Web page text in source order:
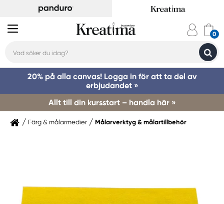
20% på alla canvas! Logga in för att ta del av
erbjudandet »
Allt till din kursstart – handla här »
Färg & målarmedier Målarverktyg & målartillbehör